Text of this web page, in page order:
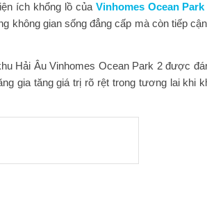
ích khổng lồ của Vinhomes Ocean Park
gian sống đẳng cấp mà còn tiếp
Hải Âu Vinhomes Ocean Park 2 được
gia tăng giá trị rõ rệt trong tương lai khi